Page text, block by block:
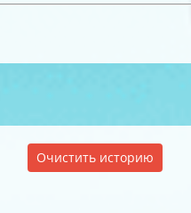
Очистить историю